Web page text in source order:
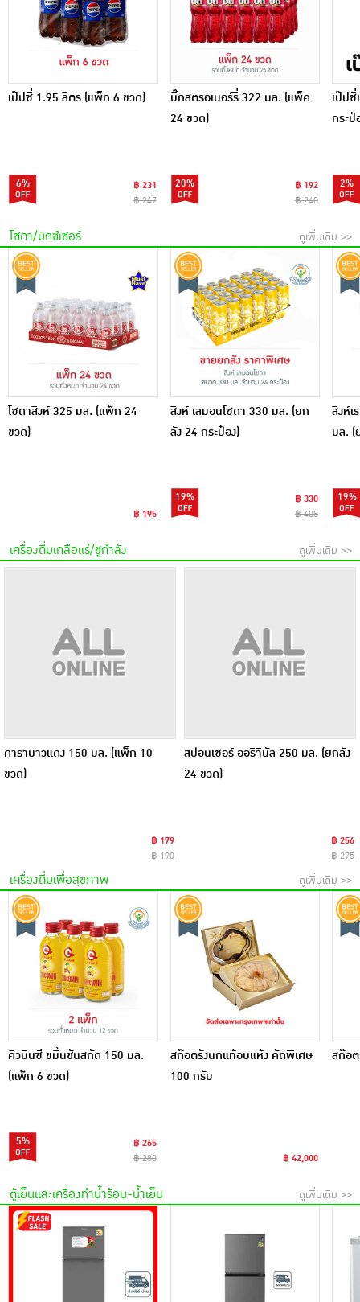
เป๊ปซี่ 1.95 ลิตร (แพ็ก 6 ขวด)
6%
฿ 231
฿ 247
บิ๊กสตรอเบอร์รี่ 322 มล. (แพ็ค
24 ขวด)
20%
฿ 192
฿ 240
เป๊ป
กระป๋
2%
โซดา/มิกซ์เซอร์ ดูเพิ่มเติม >>
โซดาสิงห์ 325 มล. (แพ็ก 24
ขวด)
฿ 195
สิงห์ เลมอนโซดา 330 มล. (ยก
ลัง 24 กระป๋อง)
19%
฿ 330
฿ 408
สิงห์เ
มล. (
19%
เครื่องดื่มเกลือแร่/ชูกำลัง ดูเพิ่มเติม >>
คาราบาวแดง 150 มล. (แพ็ก 10
ขวด)
฿ 179
฿ 190
สปอนเซอร์ ออริจินัล 250 มล. (ยกลัง
24 ขวด)
฿ 256
฿ 275
เครื่องดื่มเพื่อสุขภาพ ดูเพิ่มเติม >>
คิวมินซี ขมิ้นชันสกัด 150 มล.
(แพ็ก 6 ขวด)
5%
฿ 265
฿ 280
สก๊อตรังนกแท้อบแห้ง คัดพิเศษ
100 กรัม
฿ 42,000
สก๊อ
ตู้เย็นและเครื่องทำน้ำร้อน-น้ำเย็น ดูเพิ่มเติม >>